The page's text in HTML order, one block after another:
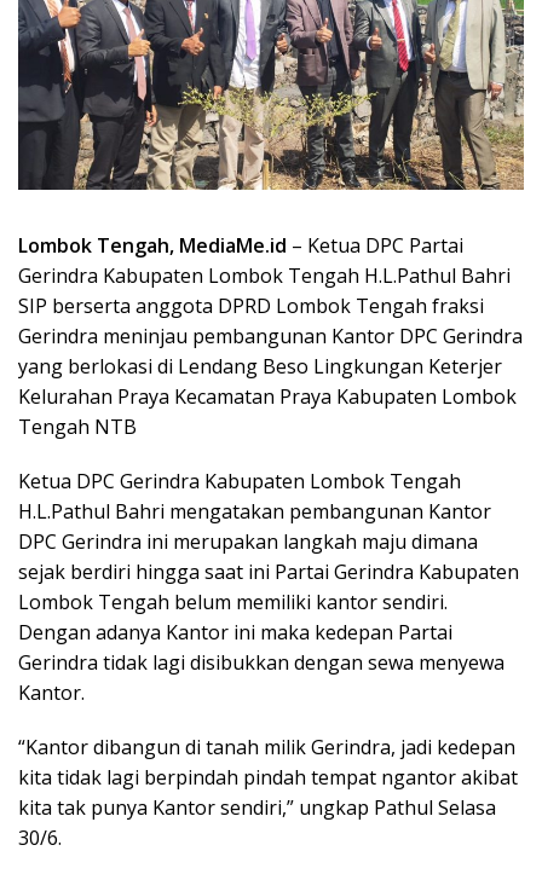
Lombok Tengah, MediaMe.id – Ketua DPC Partai
Gerindra Kabupaten Lombok Tengah H.L.Pathul Bahri
SIP berserta anggota DPRD Lombok Tengah fraksi
Gerindra meninjau pembangunan Kantor DPC Gerindra
yang berlokasi di Lendang Beso Lingkungan Keterjer
Kelurahan Praya Kecamatan Praya Kabupaten Lombok
Tengah NTB
Ketua DPC Gerindra Kabupaten Lombok Tengah
H.L.Pathul Bahri mengatakan pembangunan Kantor
DPC Gerindra ini merupakan langkah maju dimana
sejak berdiri hingga saat ini Partai Gerindra Kabupaten
Lombok Tengah belum memiliki kantor sendiri.
Dengan adanya Kantor ini maka kedepan Partai
Gerindra tidak lagi disibukkan dengan sewa menyewa
Kantor.
“Kantor dibangun di tanah milik Gerindra, jadi kedepan
kita tidak lagi berpindah pindah tempat ngantor akibat
kita tak punya Kantor sendiri,” ungkap Pathul Selasa
30/6.